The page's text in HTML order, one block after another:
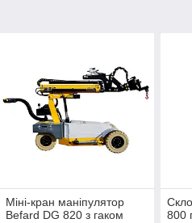
Міні-кран маніпулятор
Befard DG 820 з гаком
800